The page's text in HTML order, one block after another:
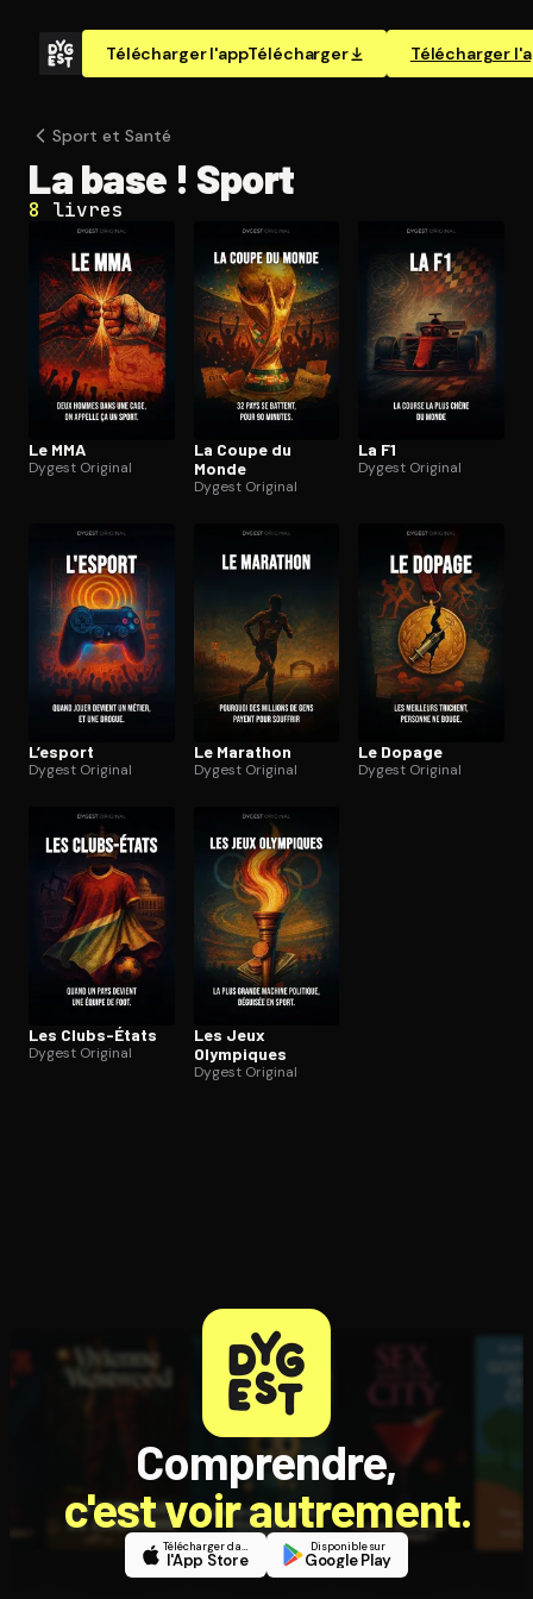
Télécharger l'appTélécharger Télécharger
Ouvre l'app Appareil photo, pointe sur le code. C'est gratuit à
Sport et Santé
La base ! Sport
8 livres
Le MMA
Dygest Original
La Coupe du
Monde
Dygest Original
La F1
Dygest Original
L’esport
Dygest Original
Le Marathon
Dygest Original
Le Dopage
Dygest Original
Les Clubs-États
Dygest Original
Les Jeux
Olympiques
Dygest Original
Comprendre,
c'est voir autrement.
Télécharger dans
l'App Store
Disponible sur
Google Play